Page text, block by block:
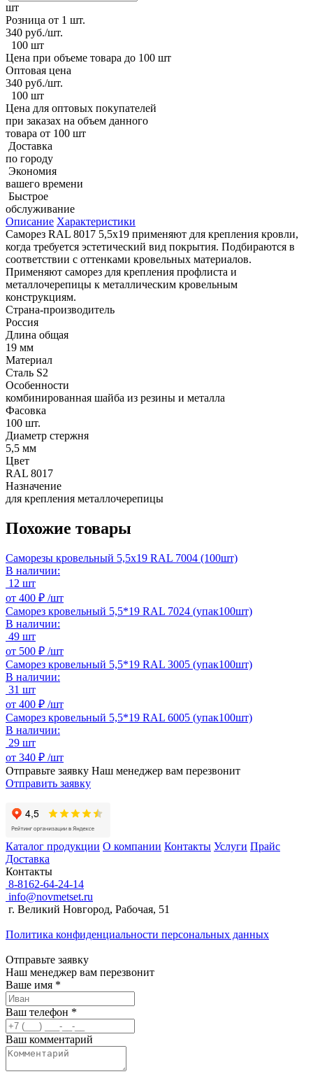
шт
Розница от 1 шт.
340 руб./шт.
100 шт
Цена при объеме товара до 100 шт
Оптовая цена
340 руб./шт.
100 шт
Цена для оптовых покупателей
при заказах на объем данного
товара от 100 шт
Доставка
по городу
Экономия
вашего времени
Быстрое
обслуживание
Описание Характеристики
Саморез RAL 8017 5,5х19 применяют для крепления кровли,
когда требуется эстетический вид покрытия. Подбираются в
соответствии с оттенками кровельных материалов.
Применяют саморез для крепления профлиста и
металлочерепицы к металлическим кровельным
конструкциям.
Страна-производитель
Россия
Длина общая
19 мм
Материал
Сталь S2
Особенности
комбинированная шайба из резины и металла
Фасовка
100 шт.
Диаметр стержня
5,5 мм
Цвет
RAL 8017
Назначение
для крепления металлочерепицы
Похожие товары
Саморезы кровельный 5,5х19 RAL 7004 (100шт)
В наличии:
12 шт
от 400 ₽ /шт
Саморез кровельный 5,5*19 RAL 7024 (упак100шт)
В наличии:
49 шт
от 500 ₽ /шт
Саморез кровельный 5,5*19 RAL 3005 (упак100шт)
В наличии:
31 шт
от 400 ₽ /шт
Саморез кровельный 5,5*19 RAL 6005 (упак100шт)
В наличии:
29 шт
от 340 ₽ /шт
Отправьте заявку Наш менеджер вам перезвонит
Отправить заявку
Каталог продукции О компании Контакты Услуги Прайс
Доставка
Контакты
8-8162-64-24-14
info@novmetset.ru
г. Великий Новгород, Рабочая, 51
Политика конфиденциальности персональных данных
Отправьте заявку
Наш менеджер вам перезвонит
Ваше имя *
Ваш телефон *
Ваш комментарий